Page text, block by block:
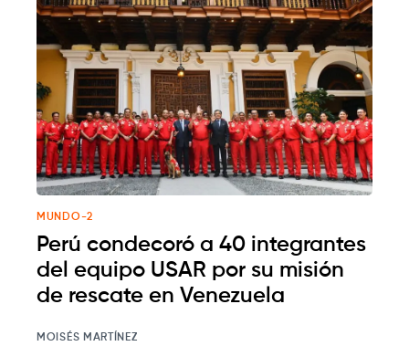
MUNDO-2
Perú condecoró a 40 integrantes
del equipo USAR por su misión
de rescate en Venezuela
MOISÉS MARTÍNEZ